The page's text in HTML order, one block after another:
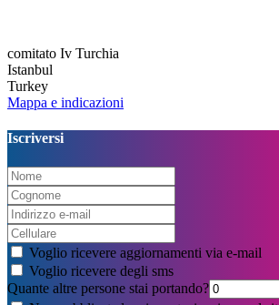
comitato Iv Turchia
Istanbul
Turkey
Mappa e indicazioni
Iscriversi
Voglio ricevere aggiornamenti via e-mail
Voglio ricevere degli sms
Quante altre persone stai portando?